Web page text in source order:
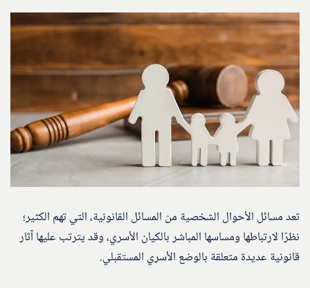
تعد مسائل الأحوال الشخصية من المسائل القانونية، التي تهم الكثير؛
نظرًا لارتباطها ومساسها المباشر بالكيان الأسري، وقد يترتب عليها آثار
قانونية عديدة متعلقة بالوضع الأسري المستقبلي.